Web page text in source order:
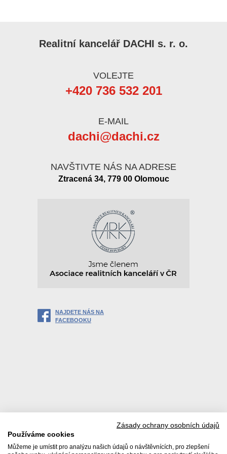
Realitní kancelář DACHI s. r. o.
VOLEJTE
+420 736 532 201
E-MAIL
dachi@dachi.cz
NAVŠTIVTE NÁS NA ADRESE
Ztracená 34, 779 00 Olomouc
NAJDETE NÁS NA
FACEBOOKU
Zásady ochrany osobních údajů
Používáme cookies
Můžeme je umístit pro analýzu našich údajů o návštěvnících, pro zlepšení